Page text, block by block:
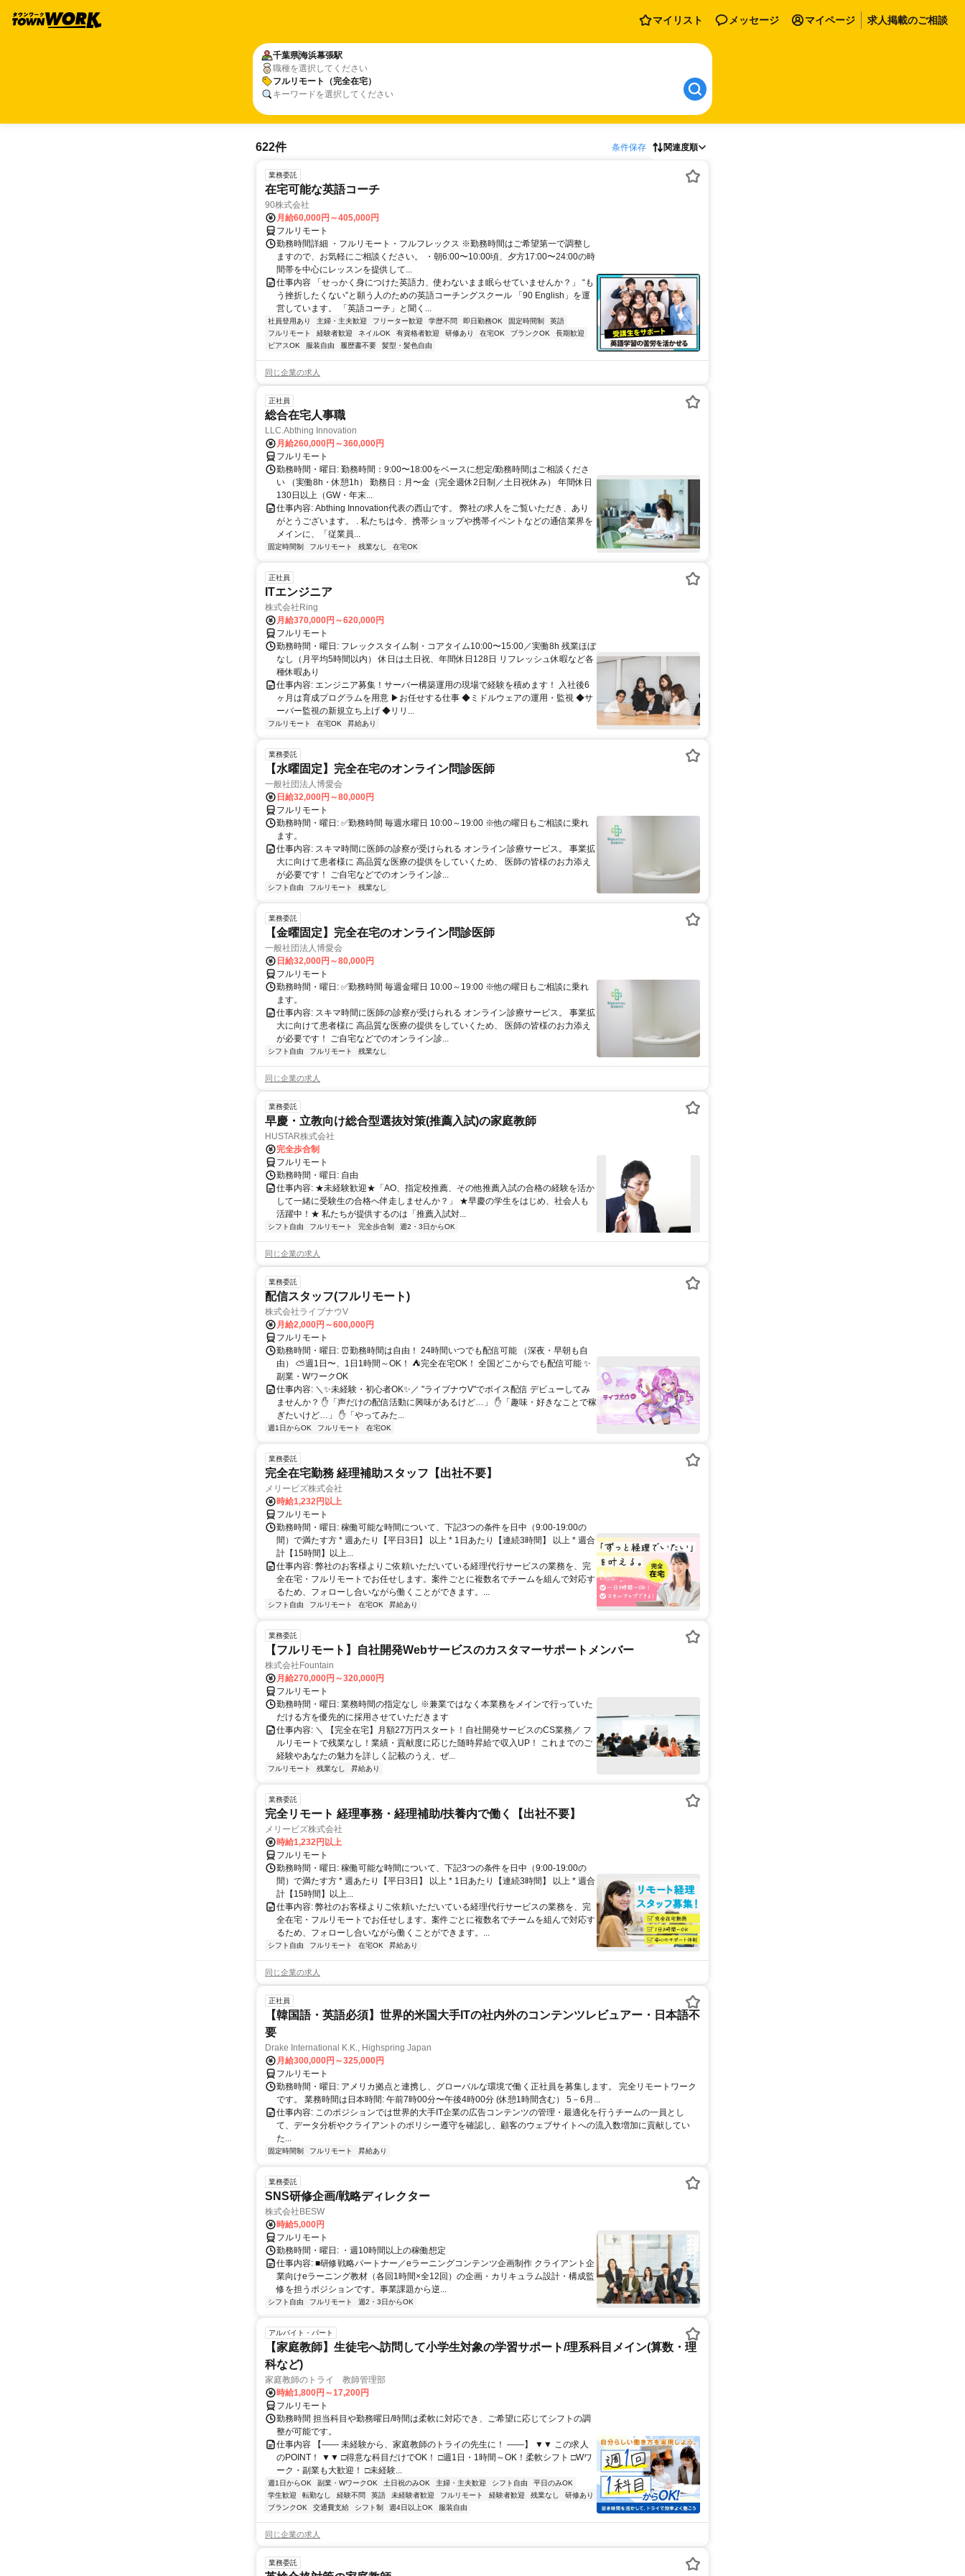
マイリスト メッセージ マイページ 求人掲載のご相談
千葉県海浜幕張駅
職種を選択してください
フルリモート（完全在宅）
キーワードを選択してください
622件 条件保存 関連度順
業務委託
在宅可能な英語コーチ
90株式会社
月給60,000円～405,000円
フルリモート
勤務時間詳細 ・フルリモート・フルフレックス ※勤務時間はご希望第一で調整し
ますので、お気軽にご相談ください。 ・朝6:00〜10:00頃、夕方17:00〜24:00の時
間帯を中心にレッスンを提供して...
仕事内容 「せっかく身につけた英語力、使わないまま眠らせていませんか？」 “も
う挫折したくない”と願う人のための英語コーチングスクール 「90 English」を運
営しています。 「英語コーチ」と聞く...
社員登用あり 主婦・主夫歓迎 フリーター歓迎 学歴不問 即日勤務OK 固定時間制
英語
フルリモート
経験者歓迎 ネイルOK 有資格者歓迎 研修あり 在宅OK ブランクOK
長期歓迎
ピアスOK
服装自由 履歴書不要 髪型・髪色自由
同じ企業の求人
正社員
総合在宅人事職
LLC.Abthing Innovation
月給260,000円～360,000円
フルリモート
勤務時間・曜日: 勤務時間：9:00〜18:00をベースに想定/勤務時間はご相談くださ
い （実働8h・休憩1h） 勤務日：月〜金（完全週休2日制／土日祝休み） 年間休日
130日以上（GW・年末...
仕事内容: Abthing Innovation代表の西山です。 弊社の求人をご覧いただき、あり
がとうございます。 . 私たちは今、携帯ショップや携帯イベントなどの通信業界を
メインに、「従業員...
固定時間制 フルリモート 残業なし 在宅OK
正社員
ITエンジニア
株式会社Ring
月給370,000円～620,000円
フルリモート
勤務時間・曜日: フレックスタイム制・コアタイム10:00〜15:00／実働8h 残業ほぼ
なし（月平均5時間以内） 休日は土日祝、年間休日128日 リフレッシュ休暇など各
種休暇あり
仕事内容: エンジニア募集！サーバー構築運用の現場で経験を積めます！ 入社後6
ヶ月は育成プログラムを用意 ▶お任せする仕事 ◆ミドルウェアの運用・監視 ◆サ
ーバー監視の新規立ち上げ ◆リリ...
フルリモート 在宅OK 昇給あり
業務委託
【水曜固定】完全在宅のオンライン問診医師
一般社団法人博愛会
日給32,000円～80,000円
フルリモート
勤務時間・曜日: ✅勤務時間 毎週水曜日 10:00～19:00 ※他の曜日もご相談に乗れ
ます。
仕事内容: スキマ時間に医師の診察が受けられる オンライン診療サービス。 事業拡
大に向けて患者様に 高品質な医療の提供をしていくため、 医師の皆様のお力添え
が必要です！ ご自宅などでのオンライン診...
シフト自由 フルリモート 残業なし
業務委託
【金曜固定】完全在宅のオンライン問診医師
一般社団法人博愛会
日給32,000円～80,000円
フルリモート
勤務時間・曜日: ✅勤務時間 毎週金曜日 10:00～19:00 ※他の曜日もご相談に乗れ
ます。
仕事内容: スキマ時間に医師の診察が受けられる オンライン診療サービス。 事業拡
大に向けて患者様に 高品質な医療の提供をしていくため、 医師の皆様のお力添え
が必要です！ ご自宅などでのオンライン診...
シフト自由 フルリモート 残業なし
同じ企業の求人
業務委託
早慶・立教向け総合型選抜対策(推薦入試)の家庭教師
HUSTAR株式会社
完全歩合制
フルリモート
勤務時間・曜日: 自由
仕事内容: ★未経験歓迎★「AO、指定校推薦、その他推薦入試の合格の経験を活か
して一緒に受験生の合格へ伴走しませんか？」 ★早慶の学生をはじめ、社会人も
活躍中！★ 私たちが提供するのは「推薦入試対...
シフト自由 フルリモート 完全歩合制 週2・3日からOK
同じ企業の求人
業務委託
配信スタッフ(フルリモート)
株式会社ライブナウV
月給2,000円～600,000円
フルリモート
勤務時間・曜日: ⏰勤務時間は自由！ 24時間いつでも配信可能 （深夜・早朝も自
由） ⛅週1日〜、1日1時間～OK！ ⛺完全在宅OK！ 全国どこからでも配信可能 ✨
副業・WワークOK
仕事内容: ＼✨未経験・初心者OK✨／ "ライブナウV"でボイス配信 デビューしてみ
ませんか？ ✋「声だけの配信活動に興味があるけど…」 ✋「趣味・好きなことで稼
ぎたいけど…」 ✋「やってみた...
週1日からOK フルリモート 在宅OK
業務委託
完全在宅勤務 経理補助スタッフ【出社不要】
メリービズ株式会社
時給1,232円以上
フルリモート
勤務時間・曜日: 稼働可能な時間について、下記3つの条件を日中（9:00-19:00の
間）で満たす方 * 週あたり【平日3日】 以上 * 1日あたり【連続3時間】 以上 * 週合
計【15時間】以上...
仕事内容: 弊社のお客様よりご依頼いただいている経理代行サービスの業務を、完
全在宅・フルリモートでお任せします。案件ごとに複数名でチームを組んで対応す
るため、フォローし合いながら働くことができます。...
シフト自由 フルリモート 在宅OK 昇給あり
業務委託
【フルリモート】自社開発Webサービスのカスタマーサポートメンバー
株式会社Fountain
月給270,000円～320,000円
フルリモート
勤務時間・曜日: 業務時間の指定なし ※兼業ではなく本業務をメインで行っていた
だける方を優先的に採用させていただきます
仕事内容: ＼ 【完全在宅】月額27万円スタート！自社開発サービスのCS業務／ フ
ルリモートで残業なし！業績・貢献度に応じた随時昇給で収入UP！ これまでのご
経験やあなたの魅力を詳しく記載のうえ、ぜ...
フルリモート 残業なし 昇給あり
業務委託
完全リモート 経理事務・経理補助/扶養内で働く【出社不要】
メリービズ株式会社
時給1,232円以上
フルリモート
勤務時間・曜日: 稼働可能な時間について、下記3つの条件を日中（9:00-19:00の
間）で満たす方 * 週あたり【平日3日】 以上 * 1日あたり【連続3時間】 以上 * 週合
計【15時間】以上...
仕事内容: 弊社のお客様よりご依頼いただいている経理代行サービスの業務を、完
全在宅・フルリモートでお任せします。案件ごとに複数名でチームを組んで対応す
るため、フォローし合いながら働くことができます。...
シフト自由 フルリモート 在宅OK 昇給あり
同じ企業の求人
正社員
【韓国語・英語必須】世界的米国大手ITの社内外のコンテンツレビュアー・日本語不
要
Drake International K.K., Highspring Japan
月給300,000円～325,000円
フルリモート
勤務時間・曜日: アメリカ拠点と連携し、グローバルな環境で働く正社員を募集します。 完全リモートワーク
です。 業務時間は日本時間: 午前7時00分〜午後4時00分 (休憩1時間含む） 5－6月...
仕事内容: このポジションでは世界的大手IT企業の広告コンテンツの管理・最適化を行うチームの一員とし
て、データ分析やクライアントのポリシー遵守を確認し、顧客のウェブサイトへの流入数増加に貢献してい
た...
固定時間制 フルリモート 昇給あり
業務委託
SNS研修企画/戦略ディレクター
株式会社BESW
時給5,000円
フルリモート
勤務時間・曜日: ・週10時間以上の稼働想定
仕事内容: ■研修戦略パートナー／eラーニングコンテンツ企画制作 クライアント企
業向けeラーニング教材（各回1時間×全12回）の企画・カリキュラム設計・構成監
修を担うポジションです。事業課題から逆...
シフト自由 フルリモート 週2・3日からOK
アルバイト・パート
【家庭教師】生徒宅へ訪問して小学生対象の学習サポート/理系科目メイン(算数・理
科など)
家庭教師のトライ 教師管理部
時給1,800円～17,200円
フルリモート
勤務時間 担当科目や勤務曜日/時間は柔軟に対応でき、ご希望に応じてシフトの調
整が可能です。
仕事内容 【―― 未経験から、家庭教師のトライの先生に！ ――】 ▼▼ この求人
のPOINT！ ▼▼ □得意な科目だけでOK！ □週1日・1時間～OK！柔軟シフト □Wワ
ーク・副業も大歓迎！ □未経験...
週1日からOK 副業・WワークOK 土日祝のみOK 主婦・主夫歓迎 シフト自由
平日のみOK
学生歓迎
転勤なし 経験不問 英語 未経験者歓迎 フルリモート 経験者歓迎 残業なし
研修あり
ブランクOK
交通費支給 シフト制 週4日以上OK 服装自由
同じ企業の求人
業務委託